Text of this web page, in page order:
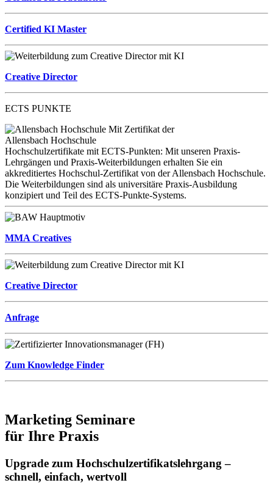
Certified KI Master
Creative Director
ECTS PUNKTE
Mit Zertifikat der
Allensbach Hochschule
Hochschulzertifikate mit ECTS-Punkten: Mit unseren Praxis-
Lehrgängen und Praxis-Weiterbildungen erhalten Sie ein
akkreditiertes Hochschul-Zertifikat von der Allensbach Hochschule.
Die Weiterbildungen sind als universitäre Praxis-Ausbildung
konzipiert und Teil des ECTS-Punkte-Systems.
MMA Creatives
Creative Director
Anfrage
Zum Knowledge Finder
Marketing Seminare
für Ihre Praxis
Upgrade zum Hochschulzertifikatslehrgang –
schnell, einfach, wertvoll